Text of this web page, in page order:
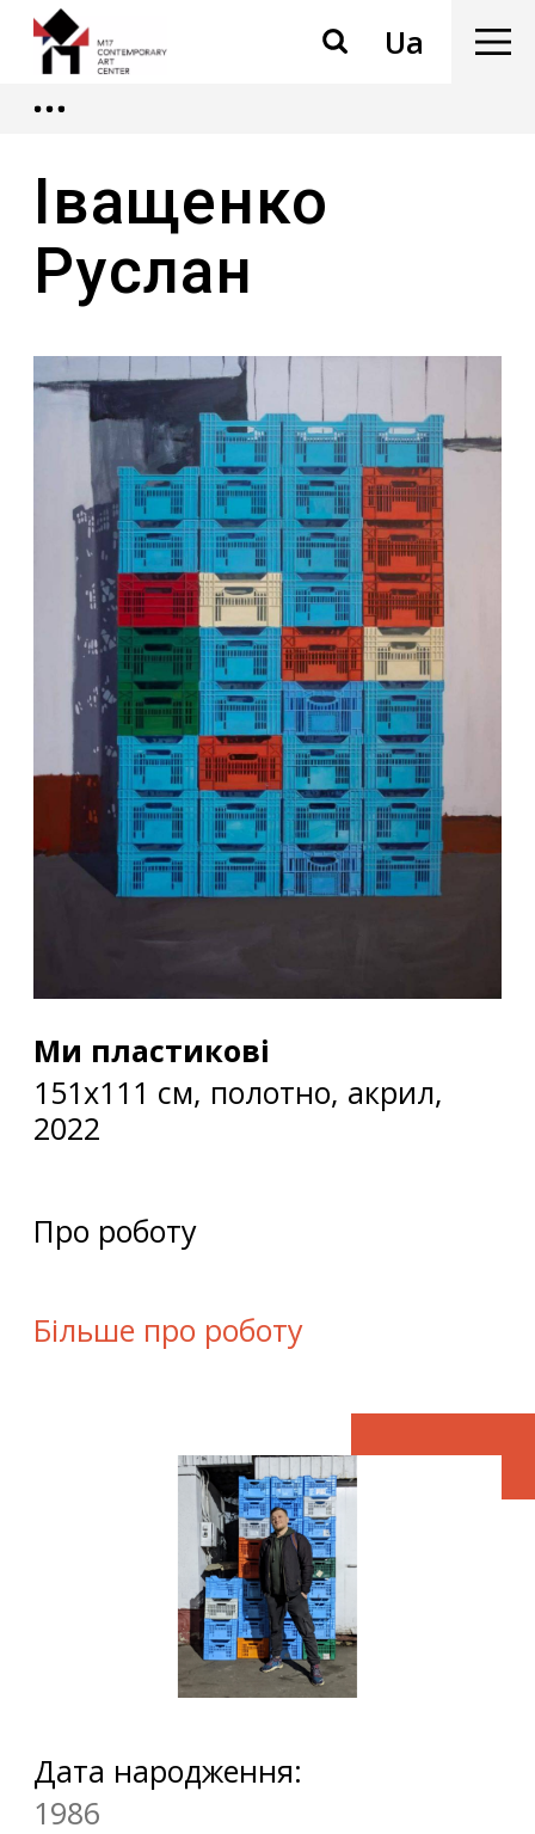
Ua
Іващенко
Руслан
Ми пластикові
151х111 см, полотно, акрил,
2022
Про роботу
Більше про роботу
Дата народження:
1986